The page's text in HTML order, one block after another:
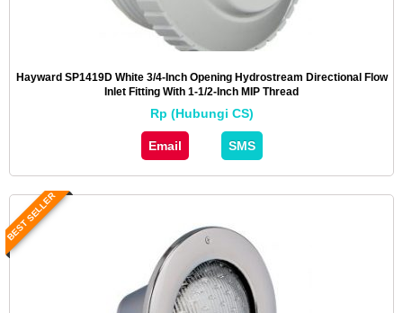
Hayward SP1419D White 3/4-Inch Opening Hydrostream Directional Flow
Inlet Fitting With 1-1/2-Inch MIP Thread
Rp (Hubungi CS)
Email SMS
BEST SELLER